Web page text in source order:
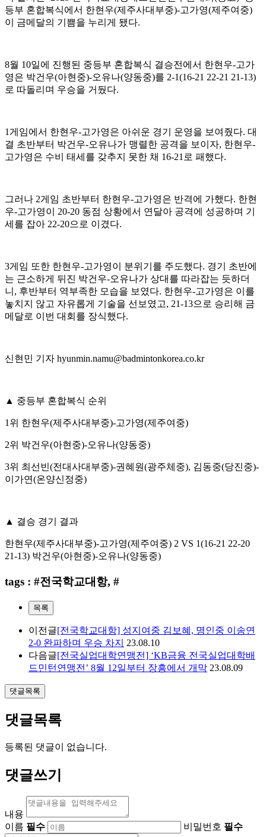
등부 혼합복식에서 한현우(제주사대부중)-고가영(제주여중)
이 금메달의 기쁨을 누리게 됐다.
8월 10일에 진행된 중등부 혼합복식 결승전에서 한현우-고가
영은 박건우(아현중)-오유나(양동중)를 2-1(16-21 22-21 21-13)
로 따돌리며 우승을 거뒀다.
1게임에서 한현우-고가영은 아쉬운 경기 운영을 보여줬다. 대
결 초반부터 박건우-오유나가 맹렬한 공격을 보이자, 한현우-
고가영은 수비 태세를 갖추지 못한 채 16-21로 패했다.
그러나 2게임 초반부터 한현우-고가영은 반격에 가했다. 한현
우-고가영이 20-20 동점 상황에서 연달아 공격에 성공하며 기
세를 잡아 22-20으로 이겼다.
3게임 또한 한현우-고가영이 분위기를 주도했다. 경기 초반에
는 근소하게 뒤진 박건우-오유나가 상대를 따라잡는 듯하더
니 , 후반부터 역부족한 모습을 보였다. 한현우-고가영은 이를
놓치지 않고 자유롭게 기술을 선보였고, 21-13으로 승리해 금
메달로 이번 대회를 장식했다.
신현민 기자 hyunmin.namu@badmintonkorea.co.kr
▲ 중등부 혼합복식 순위
1위 한현우(제주사대부중)-고가영(제주여중)
2위 박건우(아현중)-오유나(양동중)
3위 최선빈(전대사대부중)-권혜원(광주체중), 김동중(당진중)-
이가연(온양신정중)
▲ 결승 경기 결과
한현우(제주사대부중)-고가영(제주여중) 2 VS 1(16-21 22-20
21-13) 박건우(아현중)-오유나(양동중)
tags : #전국학교대항, #
목록
이전글[전국학교대항] 성지여중 김보혜, 명인중 이송연
2-0 완파하며 우승 차지
23.08.10
다음글[전국실업대학연맹전] ‘KB금융 전국실업대학배
드민턴연맹전’ 8월 12일부터 장흥에서 개막 23.08.09
댓글목록
댓글목록
등록된 댓글이 없습니다.
댓글쓰기
내용
이름 필수 비밀번호 필수